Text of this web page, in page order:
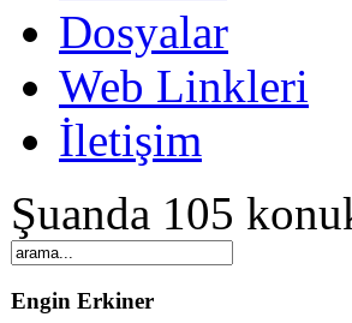
Dosyalar
Web Linkleri
İletişim
Şuanda 105
Engin Erkiner